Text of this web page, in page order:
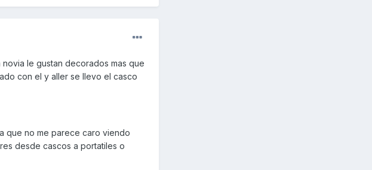
le gustan decorados mas que
con el y aller se llevo el casco
que no me parece caro viendo
desde cascos a portatiles o